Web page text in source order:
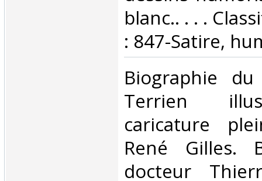
blanc.. . . .
: 847-Satire,
‎Biographie
Terrien
caricature
René Gilles.
docteur